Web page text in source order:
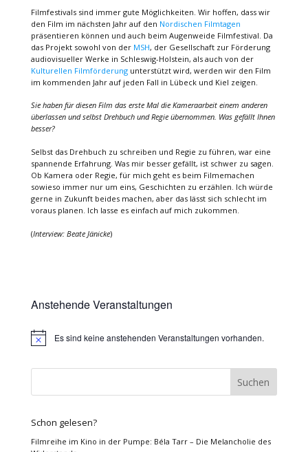
Filmfestivals sind immer gute Möglichkeiten. Wir hoffen, dass wir
den Film im nächsten Jahr auf den Nordischen Filmtagen
präsentieren können und auch beim Augenweide Filmfestival. Da
das Projekt sowohl von der MSH, der Gesellschaft zur Förderung
audiovisueller Werke in Schleswig-Holstein, als auch von der
Kulturellen Filmförderungunterstützt wird, werden wir den Film
im kommenden Jahr auf jeden Fall in Lübeck und Kiel zeigen.
Sie haben für diesen Film das erste Mal die Kameraarbeit einem anderen
überlassen und selbst Drehbuch und Regie übernommen. Was gefällt Ihnen
besser?
Selbst das Drehbuch zu schreiben und Regie zu führen, war eine
spannende Erfahrung. Was mir besser gefällt, ist schwer zu sagen.
Ob Kamera oder Regie, für mich geht es beim Filmemachen
sowieso immer nur um eins, Geschichten zu erzählen. Ich würde
gerne in Zukunft beides machen, aber das lässt sich schlecht im
voraus planen. Ich lasse es einfach auf mich zukommen.
(Interview: Beate Jänicke)
Anstehende Veranstaltungen
HinweisEs sind keine anstehenden Veranstaltungen vorhanden.
Schon gelesen?
Filmreihe im Kino in der Pumpe: Béla Tarr – Die Melancholie des